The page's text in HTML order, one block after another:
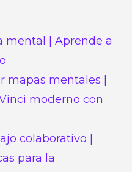
mental | Aprende a
mapas mentales |
moderno con
colaborativo |
para la